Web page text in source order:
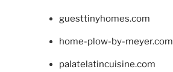
guesttinyhomes.com
home-plow-by-meyer.com
palatelatincuisine.com